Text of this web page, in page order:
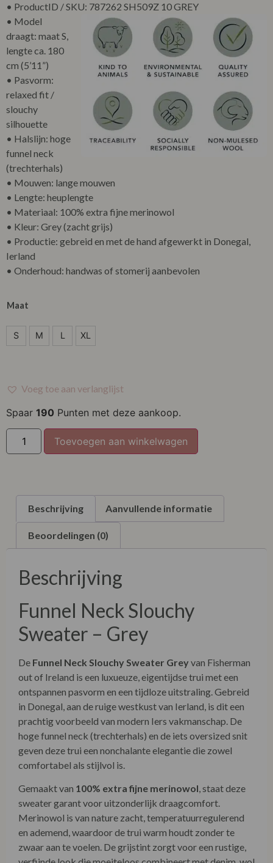
• ProductID / SKU: 787262 SH509Z 10 GREY
• Model
draagt: maat S,
lengte ca. 180
cm (5’11”)
• Pasvorm:
relaxed fit /
slouchy
silhouette
• Halslijn: hoge
funnel neck
(trechterhals)
• Mouwen: lange mouwen
• Lengte: heuplengte
• Materiaal: 100% extra fijne merinowol
• Kleur: Grey (zacht grijs)
• Productie: gebreid en met de hand afgewerkt in Donegal,
Ierland
• Onderhoud: handwas of stomerij aanbevolen
Maat
S
S M L XL
Voeg toe aan verlanglijst
Spaar 190 Punten met deze aankoop.
Toevoegen aan winkelwagen
Beschrijving Aanvullende informatie
Beoordelingen (0)
Beschrijving
Funnel Neck Slouchy
Sweater – Grey
De Funnel Neck Slouchy Sweater Greyvan Fisherman
out of Ireland is een luxueuze, eigentijdse trui met een
ontspannen pasvorm en een tijdloze uitstraling. Gebreid
in Donegal, aan de ruige westkust van Ierland, is dit een
prachtig voorbeeld van modern Iers vakmanschap. De
hoge funnel neck (trechterhals) en de iets oversized snit
geven deze trui een nonchalante elegantie die zowel
comfortabel als stijlvol is.
Gemaakt van 100% extra fijne merinowol, staat deze
sweater garant voor uitzonderlijk draagcomfort.
Merinowol is van nature zacht, temperatuurregulerend
en ademend, waardoor de trui warm houdt zonder te
zwaar aan te voelen. De grijstint zorgt voor een rustige,